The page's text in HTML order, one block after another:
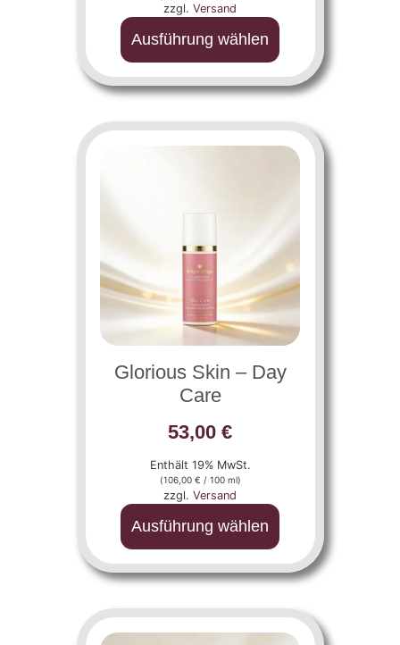
zzgl. Versand
Ausführung wählen
Glorious Skin – Day
Care
53,00 €
Enthält 19% MwSt.
(106,00 € / 100 ml)
zzgl. Versand
Ausführung wählen